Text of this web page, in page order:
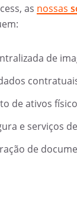
as nossas
de
de ativos
e serviços
de